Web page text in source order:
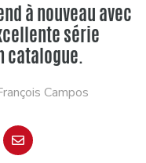
à nouveau avec
série
catalogue.
Campos